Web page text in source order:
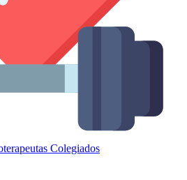
Colegiados